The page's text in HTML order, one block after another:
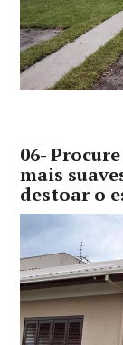
06-
mais
destoar o